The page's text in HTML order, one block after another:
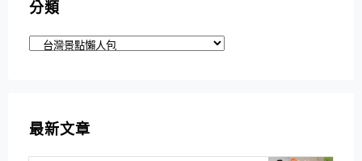
分類
最新文章